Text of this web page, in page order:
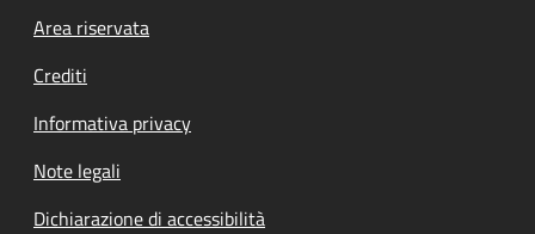
Footer menu
Area riservata
Crediti
Informativa privacy
Note legali
Dichiarazione di accessibilità